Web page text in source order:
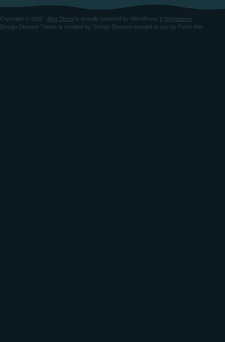
Copyright © 2010 - Alex Storm is proudly powered by WordPress || Impressum
Design Disease Theme is created by: Design Disease brought to you by Turbo Kits